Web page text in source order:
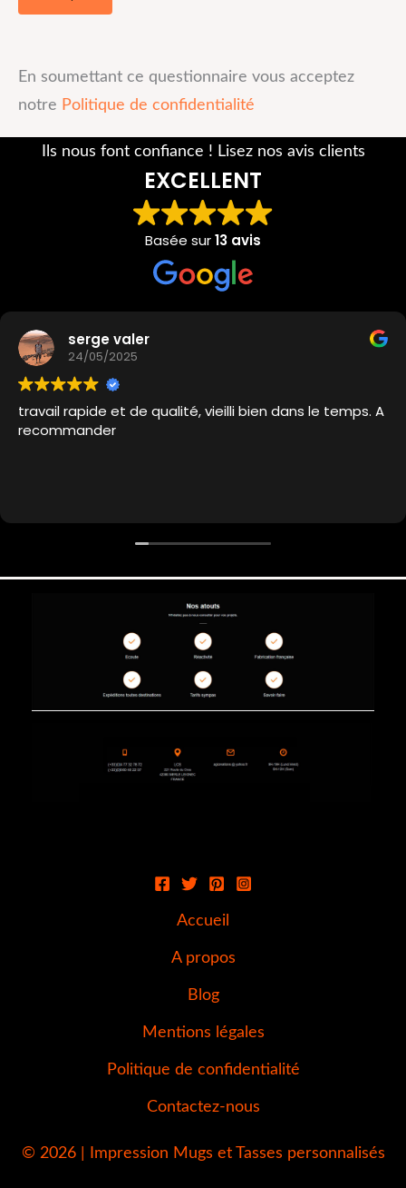
En soumettant ce questionnaire vous acceptez
notre Politique de confidentialité
Ils nous font confiance ! Lisez nos avis clients
EXCELLENT
Basée sur13 avis
serge valer
24/05/2025
travail rapide et de qualité, vieilli bien dans le temps. A
recommander
Accueil
A propos
Blog
Mentions légales
Politique de confidentialité
Contactez-nous
© 2026 | Impression Mugs et Tasses personnalisés